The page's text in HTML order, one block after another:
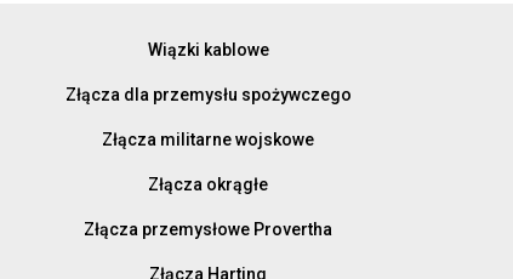
Wiązki kablowe
Złącza dla przemysłu spożywczego
Złącza militarne wojskowe
Złącza okrągłe
Złącza przemysłowe Provertha
Złącza Harting